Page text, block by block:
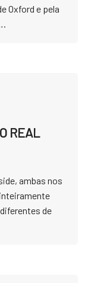
Oxford e pela
REAL
ambas nos
de